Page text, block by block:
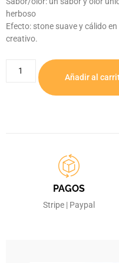
herboso
Efecto: stone suave y cálido
creativo.
Añadir al
PAGOS
Stripe | Paypal